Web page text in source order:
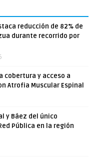
reducción de 82% de
durante recorrido por
cobertura y acceso a
Atrofia Muscular Espinal
y Báez del único
Pública en la región